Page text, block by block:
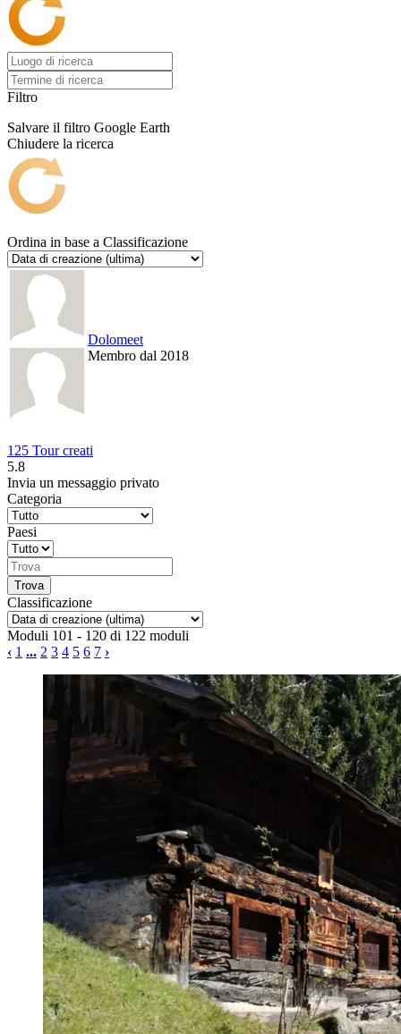
Filtro
Salvare il filtro Google Earth
Chiudere la ricerca
Ordina in base a Classificazione
Dolomeet
Membro dal 2018
125 Tour creati
5.8
Invia un messaggio privato
Categoria
Paesi
Classificazione
Moduli 101 - 120 di 122 moduli
‹ 1 ... 2 3 4 5 6 7 ›